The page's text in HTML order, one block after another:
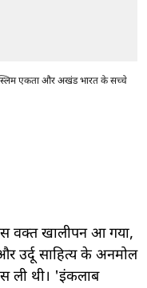
एकता और अखंड भारत के सच्चे
वक्त खालीपन आ गया,
उर्दू साहित्य के अनमोल
ली थी। 'इंकलाब